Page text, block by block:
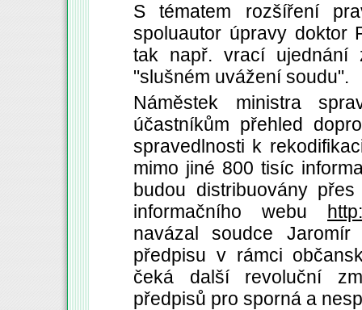
S tématem rozšíření
spoluautor úpravy doktor
tak např. vrací
"slušném uvážení soudu".
Náměstek ministra
účastníkům přehled
spravedlnosti k
mimo jiné 800 tisíc
budou distribuovány
informačního webu
navázal soudce
předpisu v rámci
čeká další revoluční
předpisů pro sporná a